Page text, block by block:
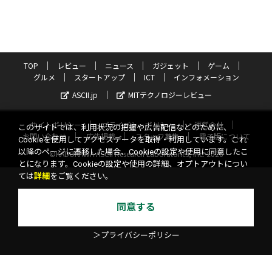
TOP レビュー ニュース ガジェット
ゲーム
グルメ
スタートアップ ICT
インフォメーション
ASCII.jp
MITテクノロジーレビュー
サイトポリシー プライバシーポリシー
運営会社
お問い合わせ
広告掲載 スタッフ募集
電子版について
©KADOKAWA ASCII Research Laboratories, Inc. 2026
このサイトでは、利用状況の把握や広告配信などのために、
Cookieを使用してアクセスデータを取得・利用しています。これ
以降のページに遷移した場合、Cookieの設定や使用に同意したこ
とになります。Cookieの設定や使用の詳細、オプトアウトについ
ては詳細 をご覧ください。
同意する
＞プライバシーポリシー